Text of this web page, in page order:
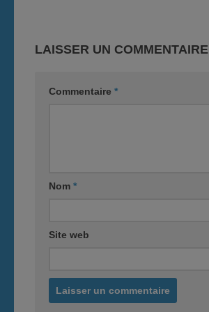
LAISSER UN COMMENTAIRE
Commentaire *
Nom *
Site web